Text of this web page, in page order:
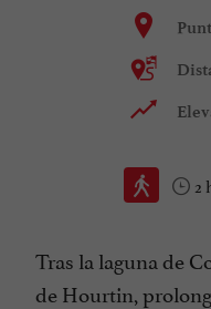
2
Tras la laguna de
de Hourtin,